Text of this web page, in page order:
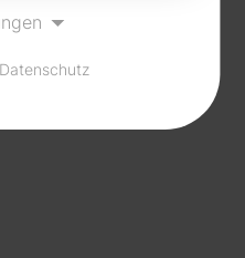
Datenschutz